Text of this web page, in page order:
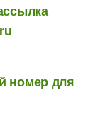
номер для